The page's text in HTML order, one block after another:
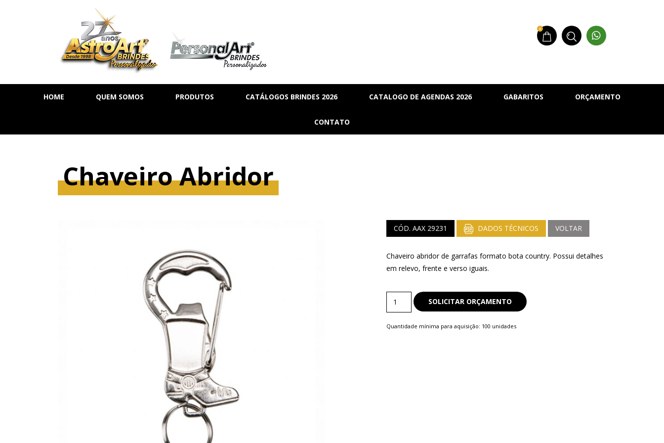
0
HOME QUEM SOMOS PRODUTOS
AGENDA SEMANAL
CADERNOS
MOLESKINE
CHAVEIROS
IMPORTADOS
IMPRESSOS COMERCIAIS
KIT CANETA LAPISEIRA
LÁPIS
PASTAS
PEN DRIVE
RISQUE RABISQUE
SQUEEZE
CATÁLOGOS BRINDES 2026
BRINDES_02
CATALOGO DE AGENDAS 2026 GABARITOS ORÇAMENTO
CONTATO
Chaveiro Abridor
CÓD. AAX 29231 DADOS TÉCNICOS VOLTAR
Chaveiro abridor de garrafas formato bota country. Possui detalhes
em relevo, frente e verso iguais.
Chaveiro
Abridor
SOLICITAR ORÇAMENTO
Quantidade mínima para aquisição: 100 unidades